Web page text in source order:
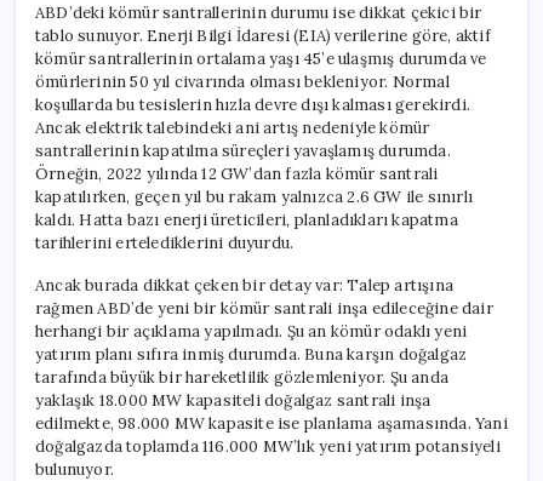
ABD’deki kömür santrallerinin durumu ise dikkat çekici bir
tablo sunuyor. Enerji Bilgi İdaresi (EIA) verilerine göre, aktif
kömür santrallerinin ortalama yaşı 45’e ulaşmış durumda ve
ömürlerinin 50 yıl civarında olması bekleniyor. Normal
koşullarda bu tesislerin hızla devre dışı kalması gerekirdi.
Ancak elektrik talebindeki ani artış nedeniyle kömür
santrallerinin kapatılma süreçleri yavaşlamış durumda.
Örneğin, 2022 yılında 12 GW’dan fazla kömür santrali
kapatılırken, geçen yıl bu rakam yalnızca 2.6 GW ile sınırlı
kaldı. Hatta bazı enerji üreticileri, planladıkları kapatma
tarihlerini ertelediklerini duyurdu.
Ancak burada dikkat çeken bir detay var: Talep artışına
rağmen ABD’de yeni bir kömür santrali inşa edileceğine dair
herhangi bir açıklama yapılmadı. Şu an kömür odaklı yeni
yatırım planı sıfıra inmiş durumda. Buna karşın doğalgaz
tarafında büyük bir hareketlilik gözlemleniyor. Şu anda
yaklaşık 18.000 MW kapasiteli doğalgaz santrali inşa
edilmekte, 98.000 MW kapasite ise planlama aşamasında. Yani
doğalgazda toplamda 116.000 MW’lık yeni yatırım potansiyeli
bulunuyor.